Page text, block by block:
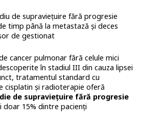
de supraviețuire fără progresie
timp până la metastază și deces
de gestionat
cancer pulmonar fără celule mici
în stadiul III din cauza lipsei
tratamentul standard cu
cisplatin și radioterapie oferă
de supraviețuire fără progresie
doar 15% dintre pacienți